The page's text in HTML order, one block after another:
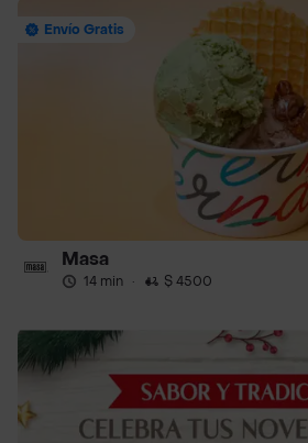
Envío Gratis
Masa
14 min · $ 4500